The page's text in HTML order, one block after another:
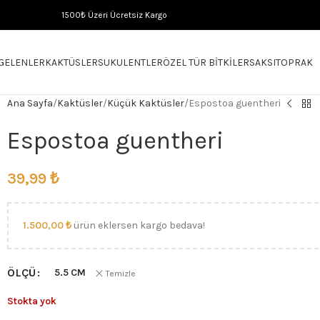
1500₺ Üzeri Ücretsiz Kargo
KAKTÜSLERSUKULENTLERÖZEL TÜR BITKILERSAKSITOPRAK
Ana Sayfa Kaktüsler Küçük Kaktüsler Espostoa guentheri
Espostoa guentheri
39,99 ₺
1.500,00₺ ürün eklersen kargo bedava!
ÖLÇÜ 5.5 CM Temizle
Stokta yok